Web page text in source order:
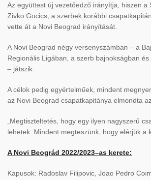
Az együttest új vezetőedző irányítja, hiszen a
Zivko Gocics, a szerbek korábbi
vette át a Novi Beograd irányítását.
A Novi Beograd négy versenyszámban – a
Regionális Ligában, a szerb bajnokságban
– játszik.
A célok pedig egyértelműek, mindent
az Novi Beograd csapatkapitánya elmondta
„Megtiszteltetés, hogy egy ilyen nagyszerű
lehetek. Mindent megteszünk, hogy elérjük a
A Novi Beográd 2022/2023–as kerete:
Kapusok: Radoslav Filipovic, Joao Pedro